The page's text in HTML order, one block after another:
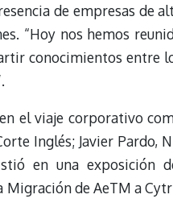
de empresas de
“Hoy nos hemos
conocimientos entre
el viaje corporativo
Inglés; Javier Pardo,
en una exposición
Migración de AeTM a